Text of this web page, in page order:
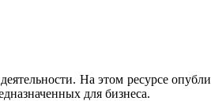
На этом ресурсе
для бизнеса.